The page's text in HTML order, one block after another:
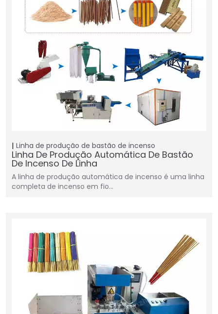
Linha de produção de bastão de incenso
Linha De Produção Automática De Bastão
De Incenso De Linha
A linha de produção automática de incenso é uma linha
completa de incenso em fio…